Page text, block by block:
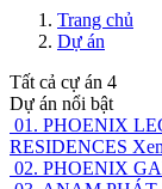
Trang chủ
Dự án
Tất cả cự án 4
Dự án nổi bật
01. PHOENIX
RESIDENCES
02. PHOENIX